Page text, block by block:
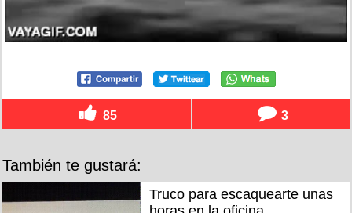
85 3
También te gustará:
Truco para escaquearte unas